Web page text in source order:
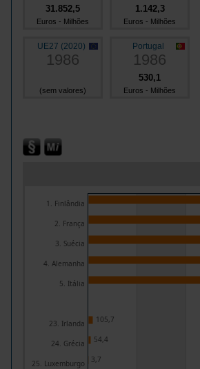
31.852,5
Euros - Milhões
1.142,3
Euros - Milhões
UE27 (2020)
1986
(sem valores)
Portugal
1986
530,1
Euros - Milhões
1. Finlândia
2. França
3. Suécia
4. Alemanha
5. Itália
23. Irlanda
24. Grécia
25. Luxemburgo
105,7
54,4
3,7